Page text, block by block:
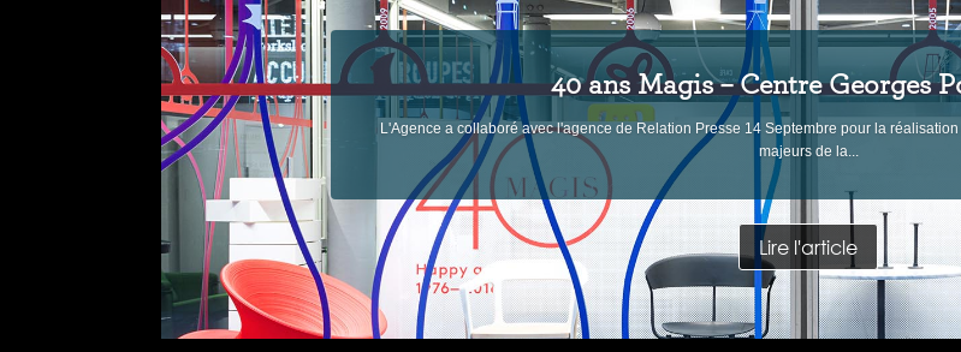
40 ans Magis – Centre Georges
L'Agence a collaboré avec l'agence de Relation Presse 14 Septembre pour la
majeurs de la...
Lire l'article